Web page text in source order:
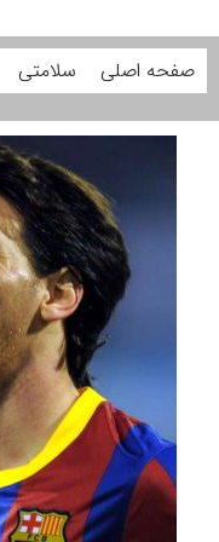
صفحه اصلی سلامتی